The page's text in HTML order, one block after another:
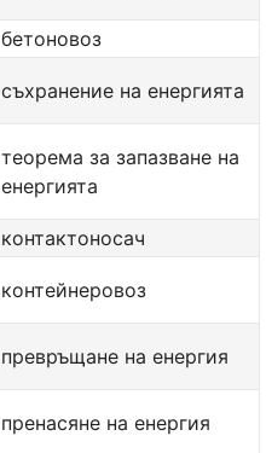
бетоновоз
съхранение на енергията
теорема за запазване на
енергията
контактоносач
контейнеровоз
превръщане на енергия
пренасяне на енергия